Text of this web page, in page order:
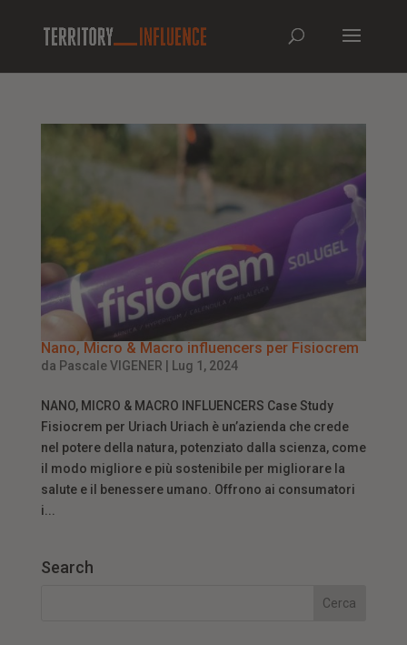
Nano, Micro & Macro influencers per Fisiocrem
da Pascale VIGENER Lug 1, 2024
NANO, MICRO & MACRO INFLUENCERS Case Study
Fisiocrem per Uriach Uriach è un’azienda che crede
nel potere della natura, potenziato dalla scienza, come
il modo migliore e più sostenibile per migliorare la
salute e il benessere umano. Offrono ai consumatori
i...
Search